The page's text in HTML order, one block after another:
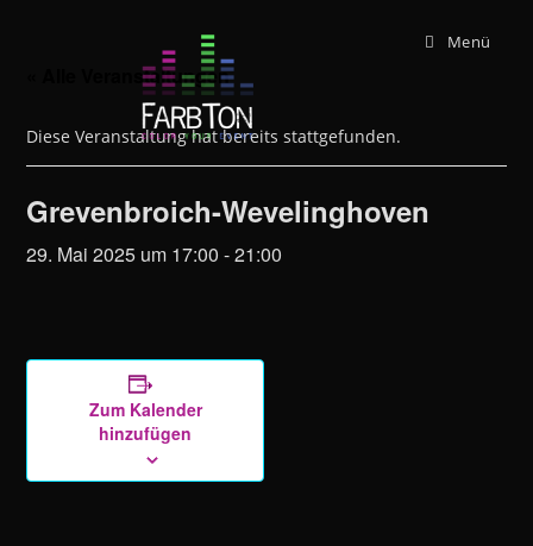
Menü
« Alle Veranstaltungen
Diese Veranstaltung hat bereits stattgefunden.
Grevenbroich-Wevelinghoven
29. Mai 2025 um 17:00 -21:00
Zum Kalender
hinzufügen